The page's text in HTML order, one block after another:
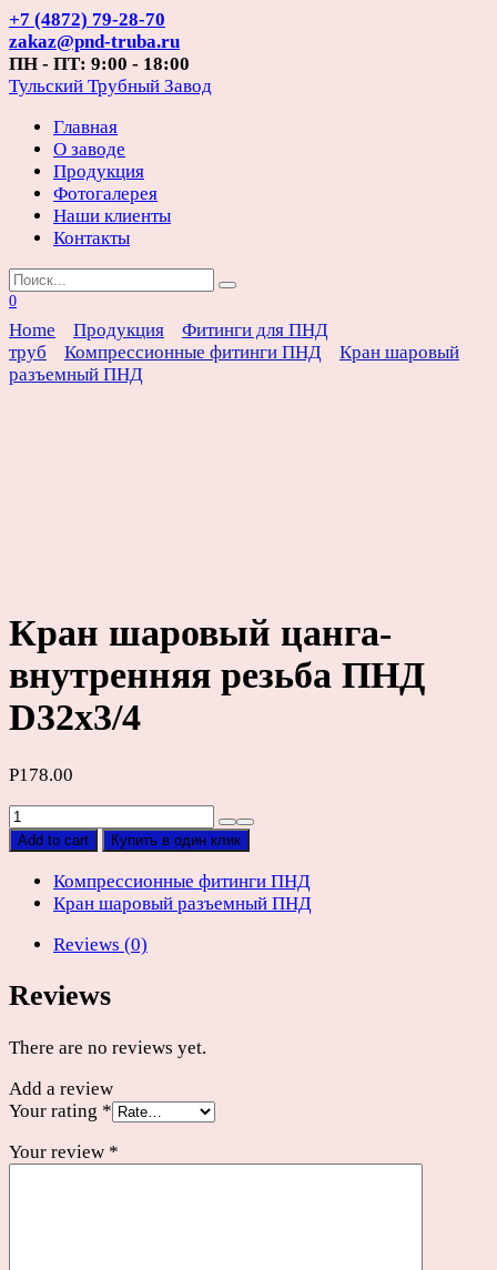
Перейти
к
содержанию
+7 (4872) 79-28-70
zakaz@pnd-truba.ru
ПН - ПТ: 9:00 - 18:00
Тульский Трубный Завод
Главная
О заводе
Продукция
Фотогалерея
Наши клиенты
Контакты
Search
for:
0
Home Продукция
Фитинги для ПНД
труб
Компрессионные фитинги ПНД
Кран шаровый
разъемный ПНД
Кран шаровый цанга-
внутренняя резьба ПНД
D32х3/4
Р178.00
Кран
шаровый
внутренняя
резьба
D32х3/4
Add to cart Купить в один клик
Компрессионные фитинги ПНД
Кран шаровый разъемный ПНД
Reviews (0)
Reviews
There are no reviews yet.
Add a review
Your rating *
Your review *